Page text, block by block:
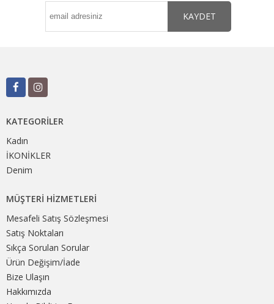
KAYDET
KATEGORILER
Kadın
İKONİKLER
Denim
MÜŞTERI HIZMETLERI
Mesafeli Satış Sözleşmesi
Satış Noktaları
Sıkça Sorulan Sorular
Ürün Değişim/İade
Bize Ulaşın
Hakkımızda